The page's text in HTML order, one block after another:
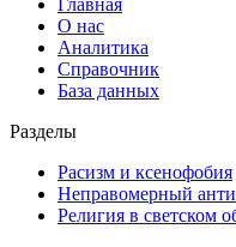
Главная
О нас
Аналитика
Справочник
База данных
Разделы
Расизм и ксенофобия
Неправомерный
Религия в светском